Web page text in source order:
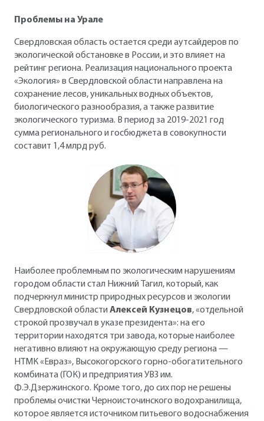
Проблемы на Урале
Свердловская область остается среди аутсайдеров по
экологической обстановке в России, и это влияет на
рейтинг региона. Реализация национального проекта
«Экология» в Свердловской области направлена на
сохранение лесов, уникальных водных объектов,
биологического разнообразия, а также развитие
экологического туризма. В период за 2019-2021 год
сумма регионального и госбюджета в совокупности
составит 1,4 млрд руб.
Наиболее проблемным по экологическим нарушениям
городом области стал Нижний Тагил, который, как
подчеркнул министр природных ресурсов и экологии
Свердловской области Алексей Кузнецов, «отдельной
строкой прозвучал в указе президента»: на его
территории находятся три завода, которые наиболее
негативно влияют на окружающую среду региона —
НТМК «Евраз», Высокогорского горно-обогатительного
комбината (ГОК) и предприятия УВЗ им.
Ф.Э.Дзержинского. Кроме того, до сих пор не решены
проблемы очистки Черноисточинского водохранилища,
которое является источником питьевого водоснабжения